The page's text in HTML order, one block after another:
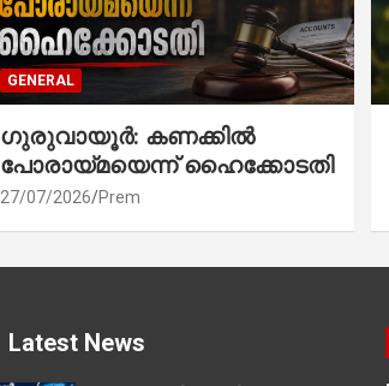
GENERAL
ഗുരുവായൂർ: കണക്കിൽ
പോരായ്മയെന്ന് ഹൈക്കോടതി
27/07/2026 Prem
Latest News